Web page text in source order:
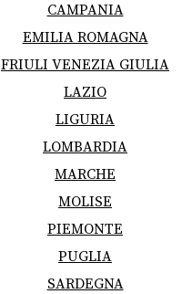
CAMPANIA
EMILIA ROMAGNA
FRIULI VENEZIA GIULIA
LAZIO
LIGURIA
LOMBARDIA
MARCHE
MOLISE
PIEMONTE
PUGLIA
SARDEGNA